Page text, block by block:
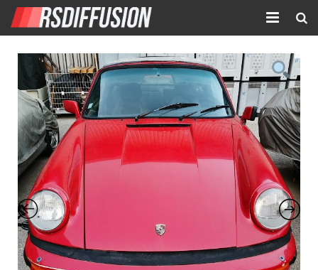
Accueil
Nouvelles annonces
Annonces prolongées
Atelier mécanique
Contact